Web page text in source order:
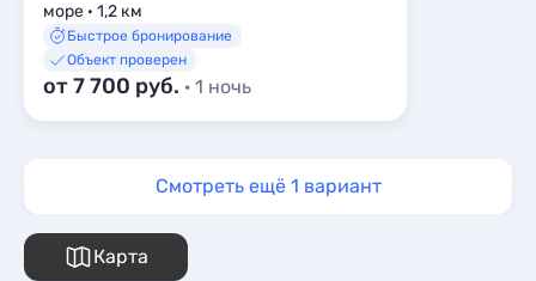
море · 1,2 км
Быстрое бронирование
Объект проверен
от 7 700 руб. · 1 ночь
Смотреть ещё 1 вариант
Карта